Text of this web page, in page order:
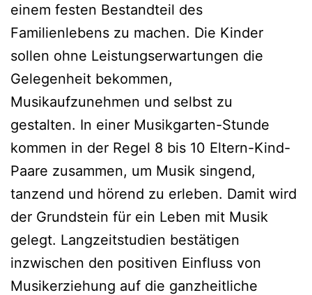
einem festen Bestandteil des
Familienlebens zu machen. Die Kinder
sollen ohne Leistungserwartungen die
Gelegenheit bekommen,
Musikaufzunehmen und selbst zu
gestalten. In einer Musikgarten-Stunde
kommen in der Regel 8 bis 10 Eltern-Kind-
Paare zusammen, um Musik singend,
tanzend und hörend zu erleben. Damit wird
der Grundstein für ein Leben mit Musik
gelegt. Langzeitstudien bestätigen
inzwischen den positiven Einfluss von
Musikerziehung auf die ganzheitliche